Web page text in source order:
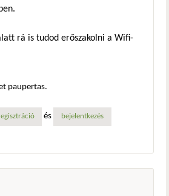
rá is tudod erőszakolni a Wifi-
paupertas.
és bejelentkezés